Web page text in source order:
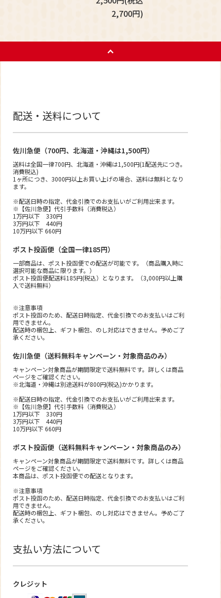
2,700円)
配送・送料について
佐川急便（700円、北海道・沖縄は1,500円）
送料は全国一律700円、北海道・沖縄は1,500円(1配送先につき。
消費税込)
1ヶ所につき、3000円以上お買い上げの場合、送料は無料となり
ます。
※配送日時の指定、代金引換でのお支払いがご利用出来ます。
※【佐川急便】代引手数料（消費税込）
1万円以下 330円
3万円以下 440円
10万円以下 660円
ポスト投函便（全国一律185円）
一部商品は、ポスト投函便での配送が可能です。（商品購入時に
選択可能な商品に限ります。）
ポスト投函便配送料185円(税込）となります。（3,000円以上購
入で送料無料）
※注意事項
ポスト投函のため、配送日時指定、代金引換でのお支払いはご利
用できません。
配送時の梱包上、ギフト梱包、のし対応はできません。予めご了
承ください。
佐川急便（送料無料キャンペーン・対象商品のみ）
キャンペーン対象商品が期間限定で送料無料です。詳しくは商品
ページをご確認ください。
※北海道・沖縄は別途送料が800円(税込)かかります。
※配送日時の指定、代金引換でのお支払いがご利用出来ます。
※【佐川急便】代引手数料（消費税込）
1万円以下 330円
3万円以下 440円
10万円以下 660円
ポスト投函便（送料無料キャンペーン・対象商品のみ）
キャンペーン対象商品が期間限定で送料無料です。詳しくは商品
ページをご確認ください。
本商品は、ポスト投函便での配送となります。
※注意事項
ポスト投函のため、配送日時指定、代金引換でのお支払いはご利
用できません。
配送時の梱包上、ギフト梱包、のし対応はできません。予めご了
承ください。
支払い方法について
クレジット